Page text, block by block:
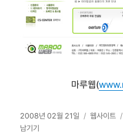
마루웹(
작
성
2008년 02월 21일
카
웹사이트
남기기